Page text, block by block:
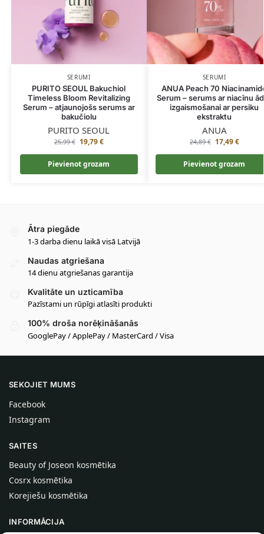
SERUMI
PURITO SEOUL Bakuchiol
Timeless Bloom Revitalizing
Serum – atjaunojošs serums ar
bakučiolu
PURITO SEOUL
25,99€ 19,79€
Pievienot grozam
SERUMI
ANUA Peach 70
Serum – serums ar niacīnu
izgaismošanai ar persiku
ekstraktu
ANUA
24,89€ 17,49€
Pievienot grozam
Ātra piegāde
1-3 darba dienu laikā visā Latvijā
Naudas atgriešana
14 dienu atgriešanas garantija
Kvalitāte un uzticamība
Pazīstami un rūpīgi atlasīti produkti
100% droša norēķināšanās
GooglePay / ApplePay / MasterCard / Visa
SEKOJIET MUMS
Facebook
Instagram
SAITES
Beauty of Joseon kosmētika
Cosrx kosmētika
Korejiešu kosmētika
INFORMĀCIJA